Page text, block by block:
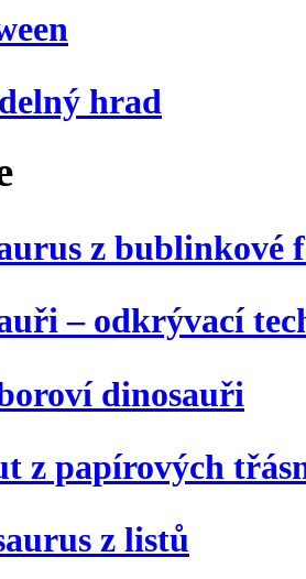
hrad
z bublinkové
– odkrývací
dinosauři
z papírových
z listů